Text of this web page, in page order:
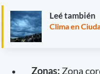
Leé también
Clima en
Zonas: Zona